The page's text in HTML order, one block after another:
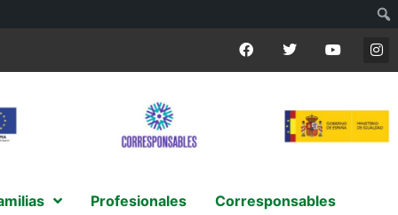
Profesionales Corresponsables